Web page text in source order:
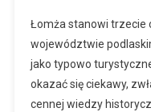
Łomża stanowi trzecie
województwie
jako typowo
okazać się ciekawy,
cennej wiedzy